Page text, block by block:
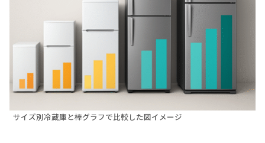
サイズ別冷蔵庫と棒グラフで比較した図イメージ